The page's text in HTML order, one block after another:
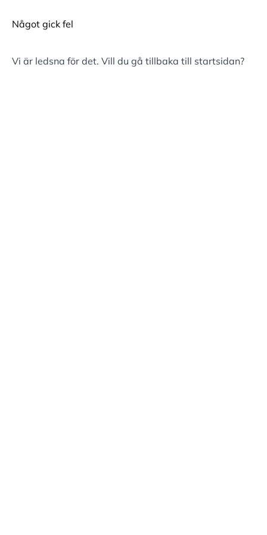
Något gick fel
Vi är ledsna för det. Vill du gå tillbaka till startsidan?